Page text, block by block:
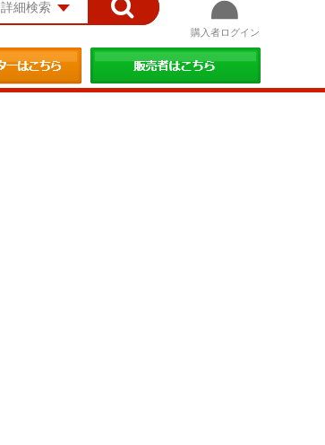
詳細検索
購入者ログイン